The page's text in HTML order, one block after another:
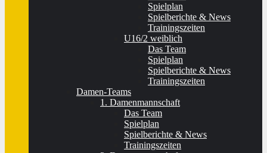
Spielplan
Spielberichte & News
Trainingszeiten
U16/2 weiblich
Das Team
Spielplan
Spielberichte & News
Trainingszeiten
Damen-Teams
1. Damenmannschaft
Das Team
Spielplan
Spielberichte & News
Trainingszeiten